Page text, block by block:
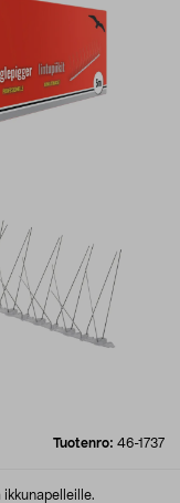
Tuotenro: 46-1737
ikkunapelleille.